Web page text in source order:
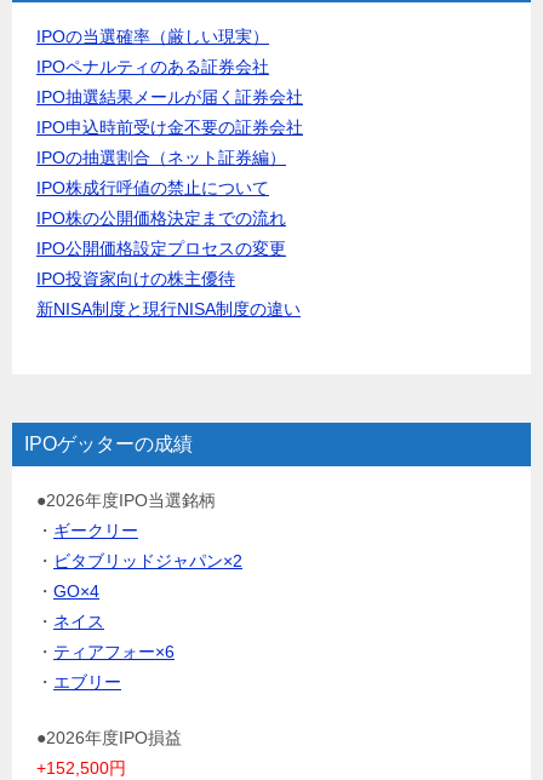
IPOの当選確率（厳しい現実）
IPOペナルティのある証券会社
IPO抽選結果メールが届く証券会社
IPO申込時前受け金不要の証券会社
IPOの抽選割合（ネット証券編）
IPO株成行呼値の禁止について
IPO株の公開価格決定までの流れ
IPO公開価格設定プロセスの変更
IPO投資家向けの株主優待
新NISA制度と現行NISA制度の違い
IPOゲッターの成績
●2026年度IPO当選銘柄
・ ギークリー
・ ビタブリッドジャパン×2
・ GO×4
・ ネイス
・ ティアフォー×6
・ エブリー
●2026年度IPO損益
+152,500円